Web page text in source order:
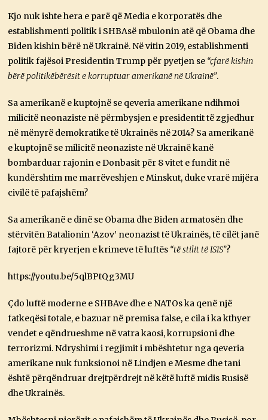
Kjo nuk ishte hera e parë që Media e korporatës dhe
establishmenti politik i SHBAsë mbulonin atë që Obama dhe
Biden kishin bërë në Ukrainë. Në vitin 2019, establishmenti
politik fajësoi Presidentin Trump për pyetjen se “çfarë kishin
bërë politikëbërësit e korruptuar amerikanë në Ukrainë”.
Sa amerikanë e kuptojnë se qeveria amerikane ndihmoi
milicitë neonaziste në përmbysjen e presidentit të zgjedhur
në mënyrë demokratike të Ukrainës në 2014? Sa amerikanë
e kuptojnë se milicitë neonaziste në Ukrainë kanë
bombarduar rajonin e Donbasit për 8 vitet e fundit në
kundërshtim me marrëveshjen e Minskut, duke vrarë mijëra
civilë të pafajshëm?
Sa amerikanë e dinë se Obama dhe Biden armatosën dhe
stërvitën Batalionin ‘Azov’ neonazist të Ukrainës, të cilët janë
fajtorë për kryerjen e krimeve të luftës “të stilit të ISIS”?
https://youtu.be/5qlBPtQg3MU
Çdo luftë moderne e SHBAve dhe e NATOs ka qenë një
fatkeqësi totale, e bazuar në premisa false, e cila i ka kthyer
vendet e qëndrueshme në vatra kaosi, korrupsioni dhe
terrorizmi. Ndryshimi i regjimit i mbështetur nga qeveria
amerikane nuk funksionoi në Lindjen e Mesme dhe tani
është përqëndruar drejtpërdrejt në këtë luftë midis Rusisë
dhe Ukrainës.